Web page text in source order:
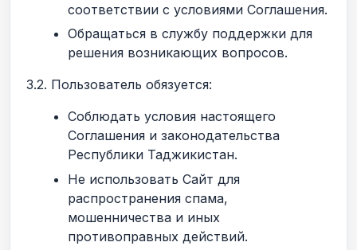
соответствии с условиями Соглашения.
Обращаться в службу поддержки для
решения возникающих вопросов.
3.2. Пользователь обязуется:
Соблюдать условия настоящего
Соглашения и законодательства
Республики Таджикистан.
Не использовать Сайт для
распространения спама,
мошенничества и иных
противоправных действий.